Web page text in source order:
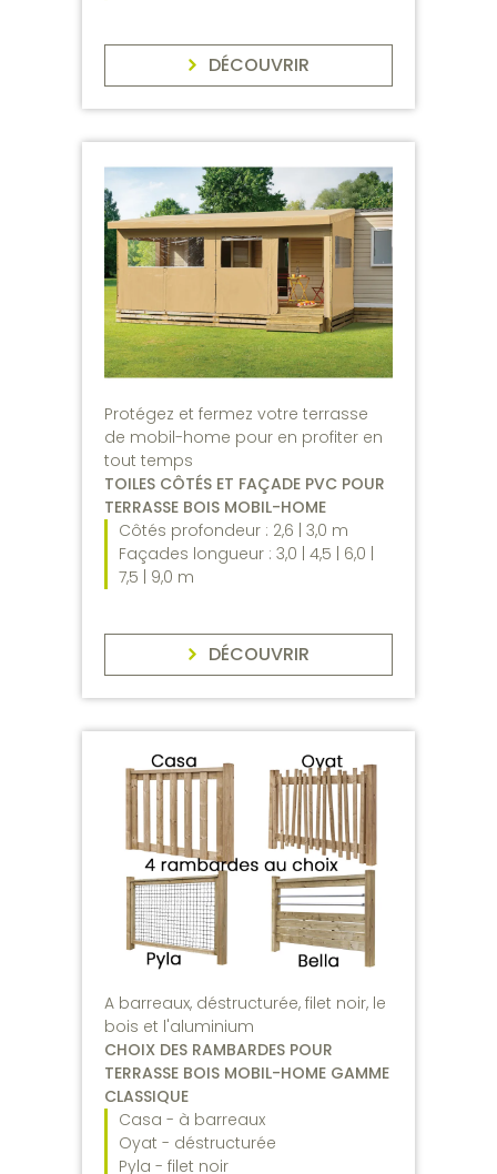
DÉCOUVRIR
Protégez et fermez votre terrasse
de mobil-home pour en profiter en
tout temps
TOILES CÔTÉS ET FAÇADE PVC POUR
TERRASSE BOIS MOBIL-HOME
Côtés profondeur : 2,6 | 3,0 m
Façades longueur : 3,0 | 4,5 | 6,0 |
7,5 | 9,0 m
DÉCOUVRIR
A barreaux, déstructurée, filet noir, le
bois et l'aluminium
CHOIX DES RAMBARDES POUR
TERRASSE BOIS MOBIL-HOME GAMME
CLASSIQUE
Casa - à barreaux
Oyat - déstructurée
Pyla - filet noir